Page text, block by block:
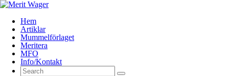
Hem
Artiklar
Mummelförlaget
Meritera
MFO
Info/Kontakt